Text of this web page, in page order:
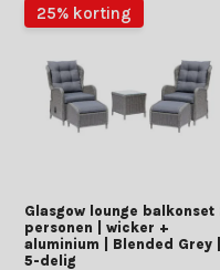
25% korting
Glasgow lounge balkonset
personen | wicker +
aluminium | Blended Grey |
5-delig